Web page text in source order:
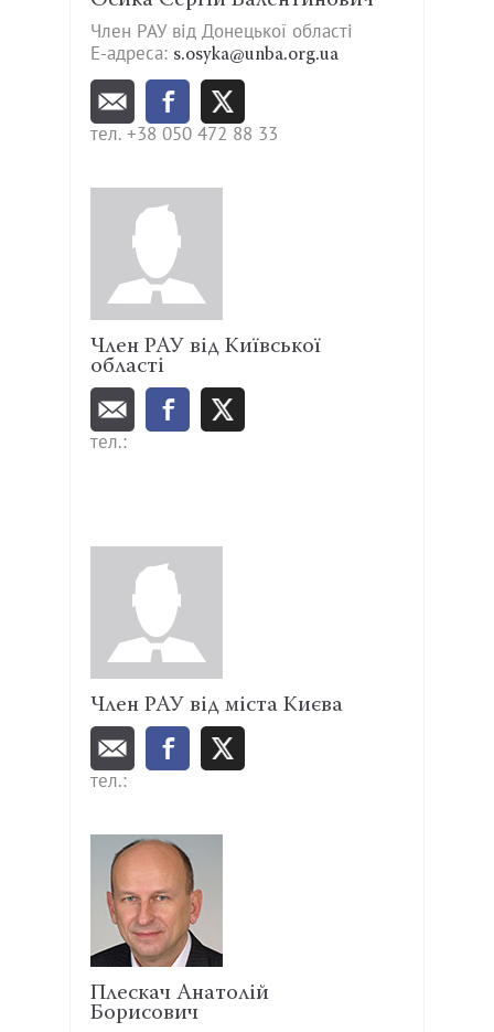
Член РАУ від Донецької області
Е-адреса: s.osyka@unba.org.ua
Член РАУ від Київської
області
Член РАУ від міста Києва
Плескач Анатолій
Борисович